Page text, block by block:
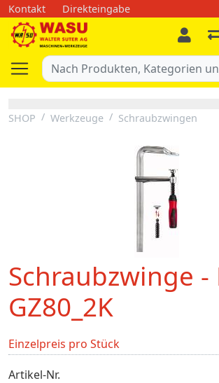
Kontakt Direkteingabe
SHOP Werkzeuge Schraubzwingen
Schraubzwinge -
GZ80_2K
Einzelpreis pro Stück
Artikel-Nr.